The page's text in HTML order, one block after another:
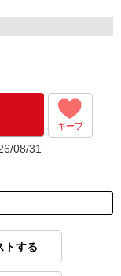
キープ
08/31
トする